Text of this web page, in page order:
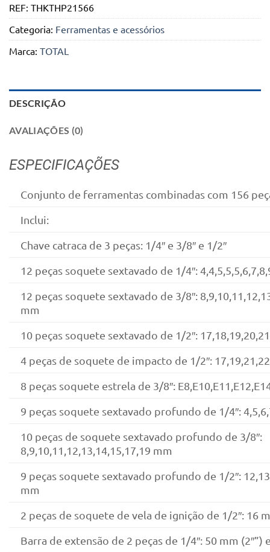
REF: THKTHP21566
Categoria: Ferramentas e acessórios
Marca: TOTAL
DESCRIÇÃO
AVALIAÇÕES (0)
ESPECIFICAÇÕES
Conjunto de ferramentas combinadas com 156
Inclui:
Chave catraca de 3 peças: 1/4″ e 3/8″ e 1/2″
12 peças soquete sextavado de 1/4″:
12 peças soquete sextavado de 3/8″:
mm
10 peças soquete sextavado de 1/2″:
4 peças de soquete de impacto de 1/2″:
8 peças soquete estrela de 3/8″:
9 peças soquete sextavado profundo de 1/4″:
10 peças de soquete sextavado profundo de 3/8″:
8,9,10,11,12,13,14,15,17,19 mm
9 peças soquete sextavado profundo de 1/2″:
mm
2 peças de soquete de vela de ignição de 1/2″: 16
Barra de extensão de 2 peças de 1/4″: 50 mm (2″”)